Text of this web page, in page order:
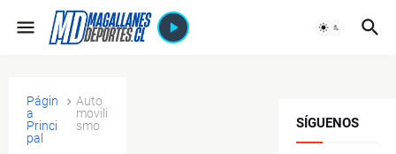
Págin
a
Princi
pal
Auto
movili
smo
SÍGUENOS